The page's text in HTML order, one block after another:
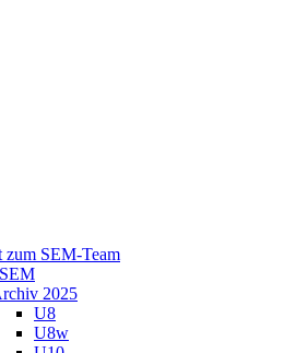
zum SEM-Team
2025
U8
U8w